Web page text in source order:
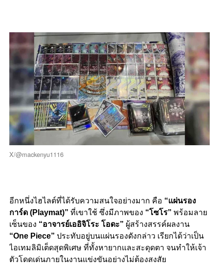
X/@mackenyu1116
อีกหนึ่งไฮไลต์ที่ได้รับความสนใจอย่างมาก คือ “แผ่นรอง
การ์ด (Playmat)” ที่เขาใช้ ซึ่งมีภาพของ “โซโร” พร้อมลาย
เซ็นของ “อาจารย์เออิจิโระ โอดะ” ผู้สร้างสรรค์ผลงาน
“One Piece” ประทับอยู่บนแผ่นรองดังกล่าว เรียกได้ว่าเป็น
ไอเทมลิมิเต็ดสุดพิเศษ ที่ทั้งหายากและสะดุดตา จนทำให้เจ้า
ตัวโดดเด่นภายในงานแข่งขันอย่างไม่ต้องสงสัย